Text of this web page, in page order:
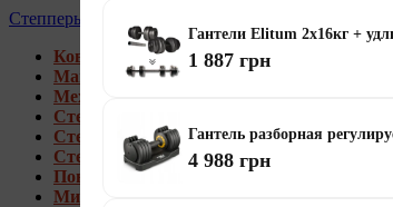
Степперы
Коврики под тренажеры
Магнитные степперы
Механические степперы
Степперы со стойкой
Степперы с эспандерами
Степперы с рукоятками
Поворотные степперы
Мини степперы
Гантели Elitum 2х16кг +
1 887 грн
Гантель разборная
4 988 грн